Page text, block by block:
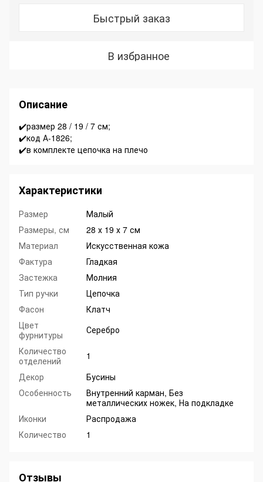
Быстрый заказ
В избранное
Описание
✔️размер 28 / 19 / 7 см;
✔️код А-1826;
✔️в комплекте цепочка на плечо
Характеристики
Размер
Малый
Размеры, см
28 х 19 х 7 см
Материал
Искусственная кожа
Фактура
Гладкая
Застежка
Молния
Тип ручки
Цепочка
Фасон
Клатч
Цвет
фурнитуры
Серебро
Количество
отделений
1
Декор
Бусины
Особенность
Внутренний карман, Без
металлических ножек, На подкладке
Иконки
Распродажа
Количество
1
Отзывы